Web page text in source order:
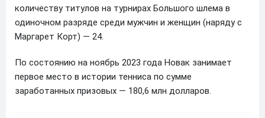
количеству титулов на турнирах Большого шлема в
одиночном разряде среди мужчин и женщин (наряду с
Маргарет Корт) — 24.
По состоянию на ноябрь 2023 года Новак занимает
первое место в истории тенниса по сумме
заработанных призовых — 180,6 млн долларов.